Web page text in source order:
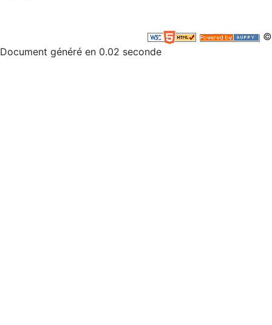
©
Document généré en 0.02 seconde